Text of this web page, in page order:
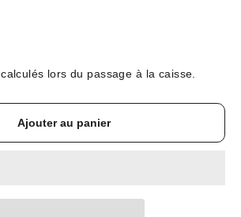
calculés lors du passage à la caisse.
Ajouter au panier